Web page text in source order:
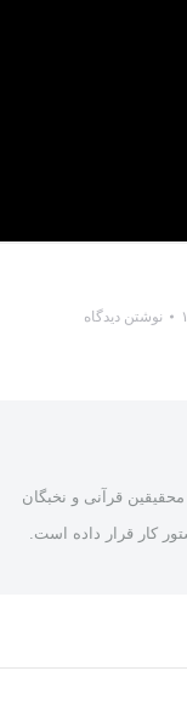
نوشتن دیدگاه
جمعی از محقیقین قرآنی و نخبگان
کار قرار داده است.